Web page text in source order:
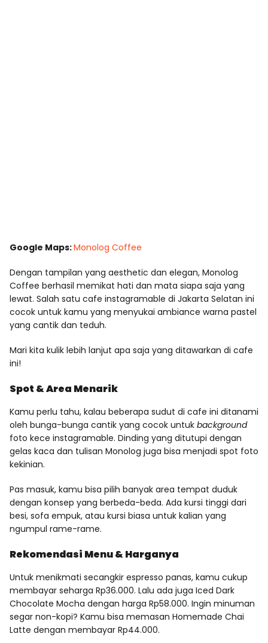
Google Maps:Monolog Coffee
Dengan tampilan yang aesthetic dan elegan, Monolog
Coffee berhasil memikat hati dan mata siapa saja yang
lewat. Salah satu cafe instagramable di Jakarta Selatan ini
cocok untuk kamu yang menyukai ambiance warna pastel
yang cantik dan teduh.
Mari kita kulik lebih lanjut apa saja yang ditawarkan di cafe
ini!
Spot & Area Menarik
Kamu perlu tahu, kalau beberapa sudut di cafe ini ditanami
oleh bunga-bunga cantik yang cocok untuk background
foto kece instagramable. Dinding yang ditutupi dengan
gelas kaca dan tulisan Monolog juga bisa menjadi spot foto
kekinian.
Pas masuk, kamu bisa pilih banyak area tempat duduk
dengan konsep yang berbeda-beda. Ada kursi tinggi dari
besi, sofa empuk, atau kursi biasa untuk kalian yang
ngumpul rame-rame.
Rekomendasi Menu & Harganya
Untuk menikmati secangkir espresso panas, kamu cukup
membayar seharga Rp36.000. Lalu ada juga Iced Dark
Chocolate Mocha dengan harga Rp58.000. Ingin minuman
segar non-kopi? Kamu bisa memasan Homemade Chai
Latte dengan membayar Rp44.000.